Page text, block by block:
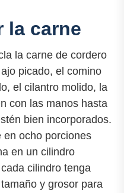
la carne
la carne de cordero
picado, el comino
el cilantro molido, la
con las manos hasta
bien incorporados.
en ocho porciones
en un cilindro
cilindro tenga
y grosor para